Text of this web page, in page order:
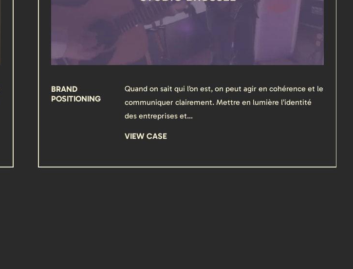
BRAND
POSITIONING
Quand on sait qui l’on est, on peut agir en cohérence et le
communiquer clairement. Mettre en lumière l’identité
des entreprises et…
VIEW CASE